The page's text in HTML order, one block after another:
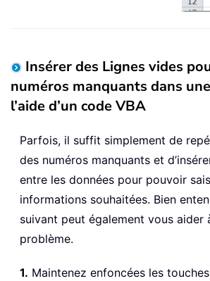
Insérer des Lignes vides
numéros manquants dans
l’aide d’un code VBA
Parfois, il suffit simplement de
des numéros manquants et
entre les données pour pouvoir
informations souhaitées. Bien
suivant peut également vous aider
problème.
1. Maintenez enfoncées les touches